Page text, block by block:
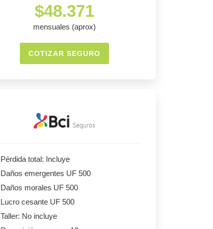
$48.371
mensuales (aprox)
COTIZAR SEGURO
Pérdida total: Incluye
Daños emergentes UF 500
Daños morales UF 500
Lucro cesante UF 500
Taller: No incluye